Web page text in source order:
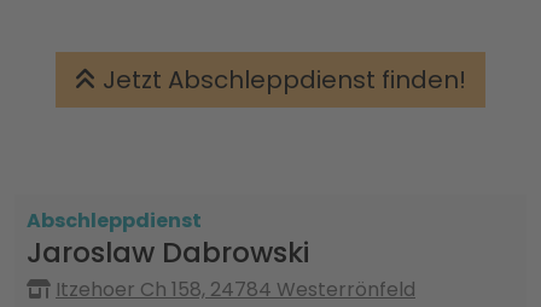
Jetzt Abschleppdienst finden!
Abschleppdienst
Jaroslaw Dabrowski
Itzehoer Ch 158, 24784 Westerrönfeld